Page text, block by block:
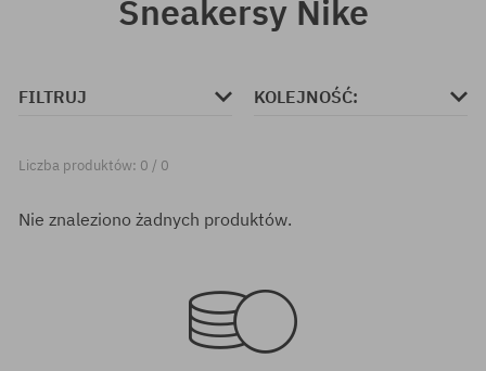
Sneakersy Nike
FILTRUJ KOLEJNOŚĆ:
Liczba produktów: 0 / 0
Nie znaleziono żadnych produktów.